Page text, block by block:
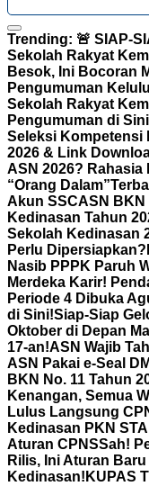
Trending: 🚨 SIAP-
Sekolah Rakyat
Besok, Ini Bocoran
Pengumuman
Sekolah Rakyat
Pengumuman di
Seleksi Kompetensi
2026 & Link
ASN 2026? Rahasia
“Orang Dalam”
Akun SSCASN
Kedinasan Tahun
Sekolah Kedinasan
Perlu Dipersiapkan?
Nasib PPPK Paruh
Merdeka Karir!
Periode 4 Dibuka
di Sini!Siap-Siap
Oktober di Depan
17-an!ASN Wajib
ASN Pakai e-Seal
BKN No. 11 Tahun
Kenangan, Semua
Lulus Langsung
Kedinasan PKN
Aturan CPNSSah!
Rilis, Ini Aturan
Kedinasan! KUPAS